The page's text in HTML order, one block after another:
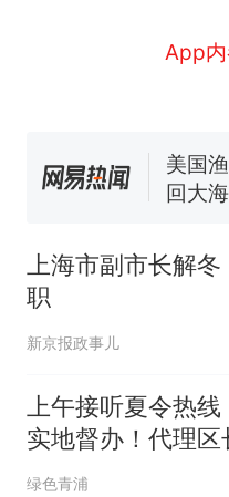
App
协会
男子
来源
笔试
官方
上海市副市长解冬
职
新京报政事儿
上午接听夏令热
实地督办！代理区
现场协调解决群众
绿色青浦